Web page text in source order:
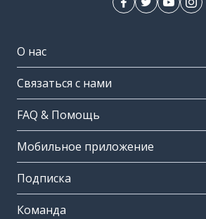
О нас
Связаться с нами
FAQ & Помощь
Мобильное приложение
Подписка
Команда